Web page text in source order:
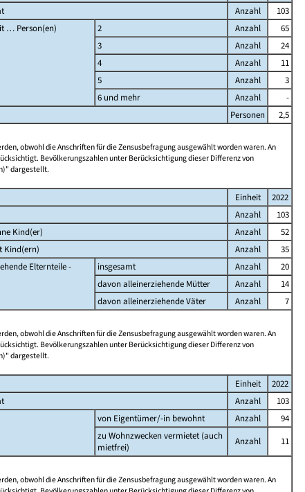
Anzahl
103
… Person(en)
2 Anzahl
65
3
Anzahl
24
4
Anzahl
11
5
Anzahl
3
6 und mehr
Anzahl
-
Personen
2,5
obwohl die Anschriften für die Zensusbefragung ausgewählt worden waren. An
Bevölkerungszahlen unter Berücksichtigung dieser Differenz von
dargestellt.
Einheit
2022
Anzahl
103
Kind(er) Anzahl
52
Kind(ern)
Anzahl
35
Elternteile -
insgesamt Anzahl
20
davon alleinerziehende Mütter
Anzahl
14
davon alleinerziehende Väter
Anzahl
7
obwohl die Anschriften für die Zensusbefragung ausgewählt worden waren. An
Bevölkerungszahlen unter Berücksichtigung dieser Differenz von
dargestellt.
Einheit
2022
Anzahl
103
von Eigentümer/-in bewohnt Anzahl
94
zu Wohnzwecken vermietet (auch
mietfrei)
Anzahl
11
obwohl die Anschriften für die Zensusbefragung ausgewählt worden waren. An